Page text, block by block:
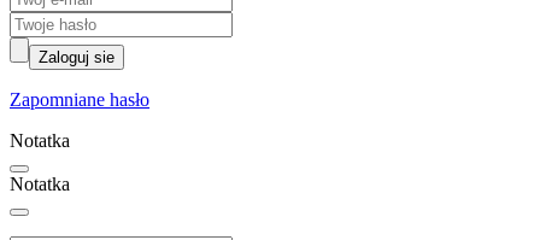
Zaloguj sie
Zapomniane hasło
Notatka
Notatka